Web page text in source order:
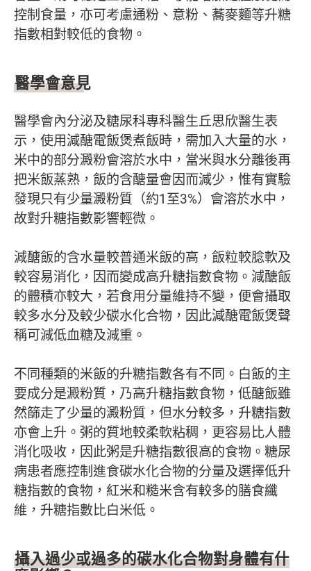
控制食量，亦可考慮通粉、意粉、蕎麥麵等升糖
指數相對較低的食物。
醫學會意見
醫學會內分泌及糖尿科專科醫生丘思欣醫生表
示，使用減醣電飯煲煮飯時，需加入大量的水，
米中的部分澱粉會溶於水中，當米與水分離後再
把米飯蒸熟，飯的含醣量會因而減少，惟有實驗
發現只有少量澱粉質（約1至3%）會溶於水中，
故對升糖指數影響輕微。
減醣飯的含水量較普通米飯的高，飯粒較腍軟及
較容易消化，因而變成高升糖指數食物。減醣飯
的體積亦較大，若食用分量維持不變，便會攝取
較多水分及較少碳水化合物，因此減醣電飯煲聲
稱可減低血糖及減重。
不同種類的米飯的升糖指數各有不同。白飯的主
要成分是澱粉質，乃高升糖指數食物，低醣飯雖
然篩走了少量的澱粉質，但水分較多，升糖指數
亦會上升。粥的質地較柔軟粘稠，更容易比人體
消化吸收，因此粥是升糖指數很高的食物。糖尿
病患者應控制進食碳水化合物的分量及選擇低升
糖指數的食物，紅米和糙米含有較多的膳食纖
維，升糖指數比白米低。
攝入過少或過多的碳水化合物對身體有什